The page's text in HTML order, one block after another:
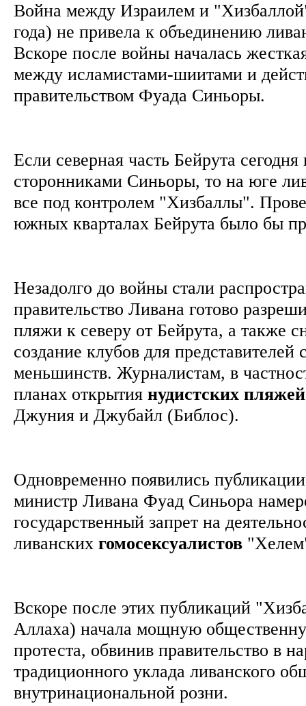
Война между Израилем и
года) не привела к объединению
Вскоре после войны началась
между исламистами-шиитами и
правительством Фуада Синьоры.
Если северная часть Бейрута сегодня
сторонниками Синьоры, то на юге
все под контролем "Хизбаллы".
южных кварталах Бейрута было бы
Незадолго до войны стали
правительство Ливана готово
пляжи к северу от Бейрута, а также
создание клубов для представителей
меньшинств. Журналистам, в
планах открытия нудистских пляжей
Джуния и Джубайл (Библос).
Одновременно появились
министр Ливана Фуад Синьора
государственный запрет на
ливанских гомосексуалистов
Вскоре после этих публикаций
Аллаха) начала мощную
протеста, обвинив правительство в
традиционного уклада ливанского
внутринациональной розни.